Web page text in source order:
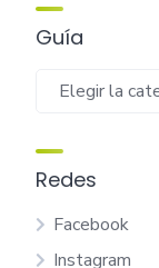
Guía
Guía
Redes
Facebook
Instagram